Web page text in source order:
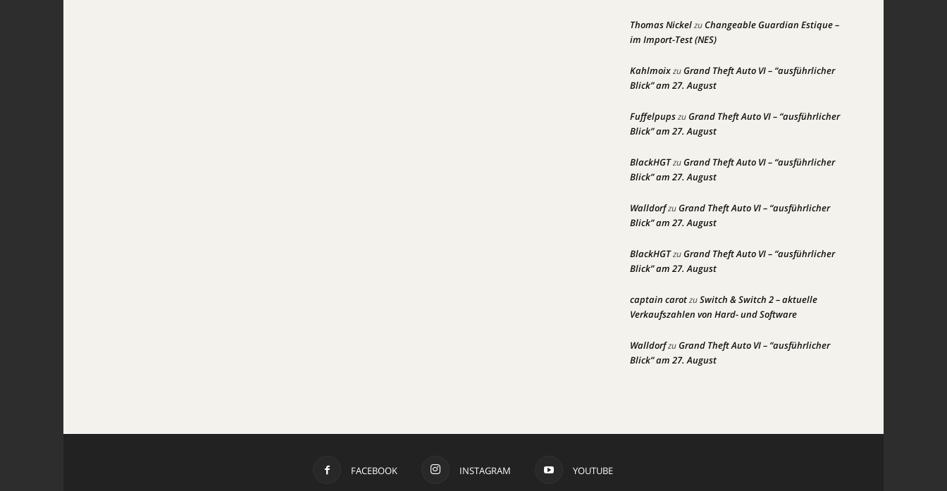
Thomas NickelzuChangeable Guardian Estique –
im Import-Test (NES)
KahlmoixzuGrand Theft Auto VI – “ausführlicher
Blick” am 27. August
FuffelpupszuGrand Theft Auto VI – “ausführlicher
Blick” am 27. August
BlackHGTzuGrand Theft Auto VI – “ausführlicher
Blick” am 27. August
WalldorfzuGrand Theft Auto VI – “ausführlicher
Blick” am 27. August
BlackHGTzuGrand Theft Auto VI – “ausführlicher
Blick” am 27. August
captain carotzuSwitch & Switch 2 – aktuelle
Verkaufszahlen von Hard- und Software
WalldorfzuGrand Theft Auto VI – “ausführlicher
Blick” am 27. August
FACEBOOK INSTAGRAM YOUTUBE